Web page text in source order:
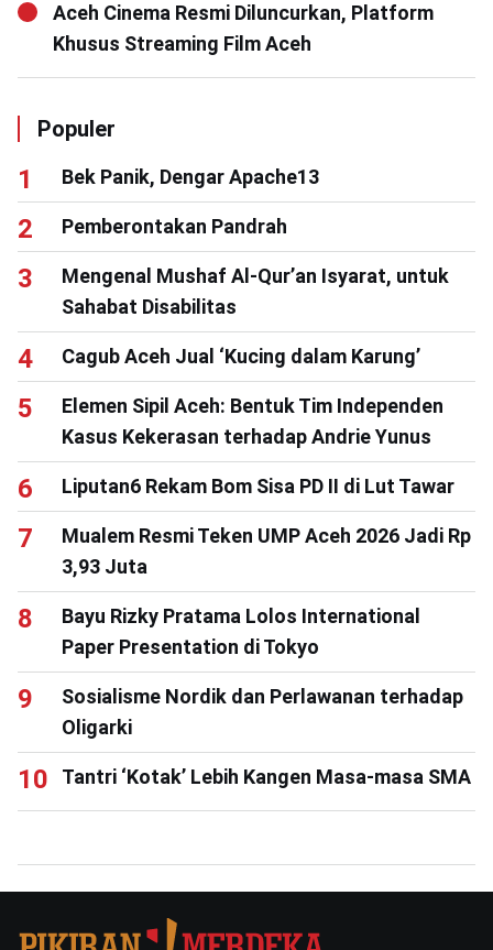
Aceh Cinema Resmi Diluncurkan, Platform
Khusus Streaming Film Aceh
Populer
Bek Panik, Dengar Apache13
Pemberontakan Pandrah
Mengenal Mushaf Al-Qur’an Isyarat, untuk
Sahabat Disabilitas
Cagub Aceh Jual ‘Kucing dalam Karung’
Elemen Sipil Aceh: Bentuk Tim Independen
Kasus Kekerasan terhadap Andrie Yunus
Liputan6 Rekam Bom Sisa PD II di Lut Tawar
Mualem Resmi Teken UMP Aceh 2026 Jadi Rp
3,93 Juta
Bayu Rizky Pratama Lolos International
Paper Presentation di Tokyo
Sosialisme Nordik dan Perlawanan terhadap
Oligarki
Tantri ‘Kotak’ Lebih Kangen Masa-masa SMA